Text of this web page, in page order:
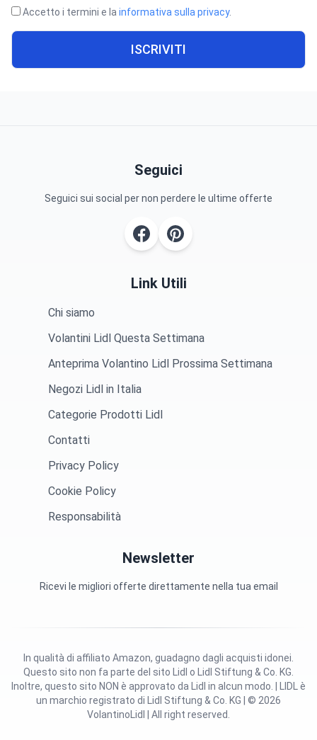
Accetto i termini e la informativa sulla privacy.
ISCRIVITI
Seguici
Seguici sui social per non perdere le ultime offerte
Link Utili
Chi siamo
Volantini Lidl Questa Settimana
Anteprima Volantino Lidl Prossima Settimana
Negozi Lidl in Italia
Categorie Prodotti Lidl
Contatti
Privacy Policy
Cookie Policy
Responsabilità
Newsletter
Ricevi le migliori offerte direttamente nella tua email
Questo sito non fa parte del sito Lidl o Lidl Stiftung & Co. KG.
Inoltre, questo sito NON è approvato da Lidl in alcun modo. | LIDL è
un marchio registrato di Lidl Stiftung & Co. KG | © 2026
VolantinoLidl | All right reserved.
In qualità di affiliato Amazon, guadagno dagli acquisti idonei.